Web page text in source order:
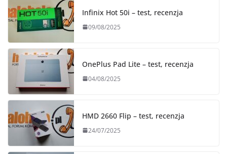
Infinix Hot 50i – test, recenzja
09/08/2025
OnePlus Pad Lite – test, recenzja
04/08/2025
HMD 2660 Flip – test, recenzja
24/07/2025